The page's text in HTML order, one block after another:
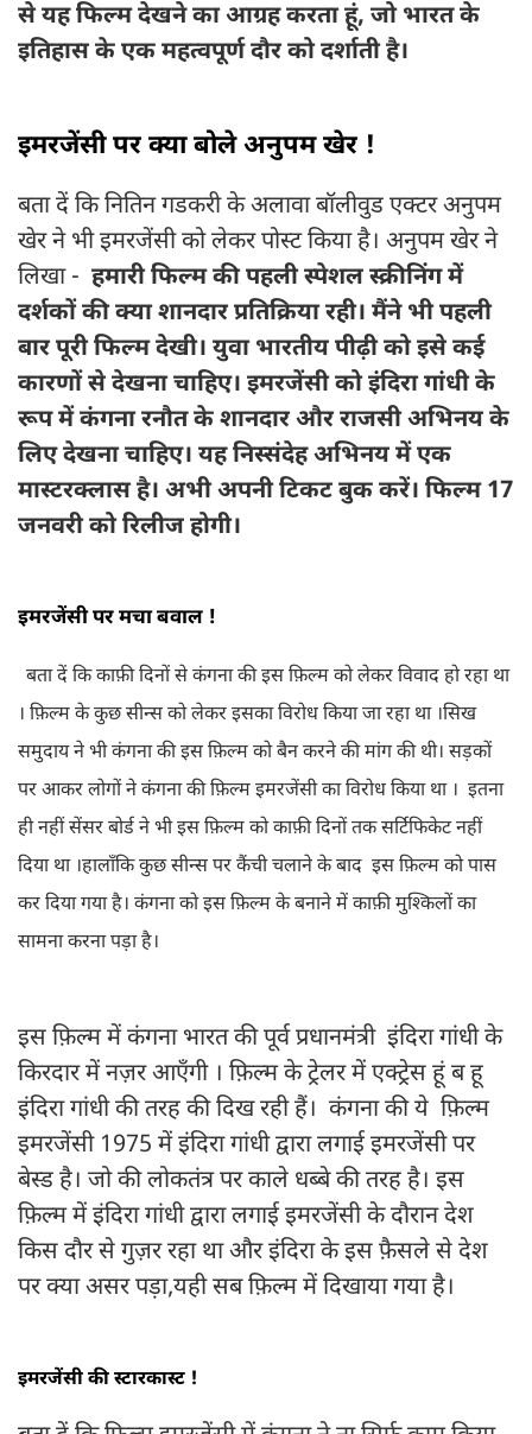
से यह फिल्म देखने का आग्रह करता हूं, जो भारत के
इतिहास के एक महत्वपूर्ण दौर को दर्शाती है।
इमरजेंसी पर क्या बोले अनुपम खेर !
बता दें कि नितिन गडकरी के अलावा बॉलीवुड एक्टर अनुपम
खेर ने भी इमरजेंसी को लेकर पोस्ट किया है। अनुपम खेर ने
लिखा - हमारी फिल्म की पहली स्पेशल स्क्रीनिंग में
दर्शकों की क्या शानदार प्रतिक्रिया रही। मैंने भी पहली
बार पूरी फिल्म देखी। युवा भारतीय पीढ़ी को इसे कई
कारणों से देखना चाहिए। इमरजेंसी को इंदिरा गांधी के
रूप में कंगना रनौत के शानदार और राजसी अभिनय के
लिए देखना चाहिए। यह निस्संदेह अभिनय में एक
मास्टरक्लास है। अभी अपनी टिकट बुक करें। फिल्म 17
जनवरी को रिलीज होगी।
इमरजेंसी पर मचा बवाल !
बता दें कि काफ़ी दिनों से कंगना की इस फ़िल्म को लेकर विवाद हो रहा था
। फ़िल्म के कुछ सीन्स को लेकर इसका विरोध किया जा रहा था ।सिख
समुदाय ने भी कंगना की इस फ़िल्म को बैन करने की मांग की थी। सड़कों
पर आकर लोगों ने कंगना की फ़िल्म इमरजेंसी का विरोध किया था । इतना
ही नहीं सेंसर बोर्ड ने भी इस फ़िल्म को काफ़ी दिनों तक सर्टिफिकेट नहीं
दिया था ।हालाँकि कुछ सीन्स पर कैंची चलाने के बाद इस फ़िल्म को पास
कर दिया गया है। कंगना को इस फ़िल्म के बनाने में काफ़ी मुश्किलों का
सामना करना पड़ा है।
इस फ़िल्म में कंगना भारत की पूर्व प्रधानमंत्री इंदिरा गांधी के
किरदार में नज़र आएँगी । फ़िल्म के ट्रेलर में एक्ट्रेस हूं ब हू
इंदिरा गांधी की तरह की दिख रही हैं। कंगना की ये फ़िल्म
इमरजेंसी 1975 में इंदिरा गांधी द्वारा लगाई इमरजेंसी पर
बेस्ड है। जो की लोकतंत्र पर काले धब्बे की तरह है। इस
फ़िल्म में इंदिरा गांधी द्वारा लगाई इमरजेंसी के दौरान देश
किस दौर से गुज़र रहा था और इंदिरा के इस फ़ैसले से देश
पर क्या असर पड़ा,यही सब फ़िल्म में दिखाया गया है।
इमरजेंसी की स्टारकास्ट !